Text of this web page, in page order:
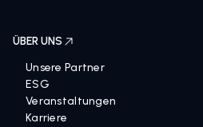
ÜBER UNS
Unsere Partner
ESG
Veranstaltungen
Karriere